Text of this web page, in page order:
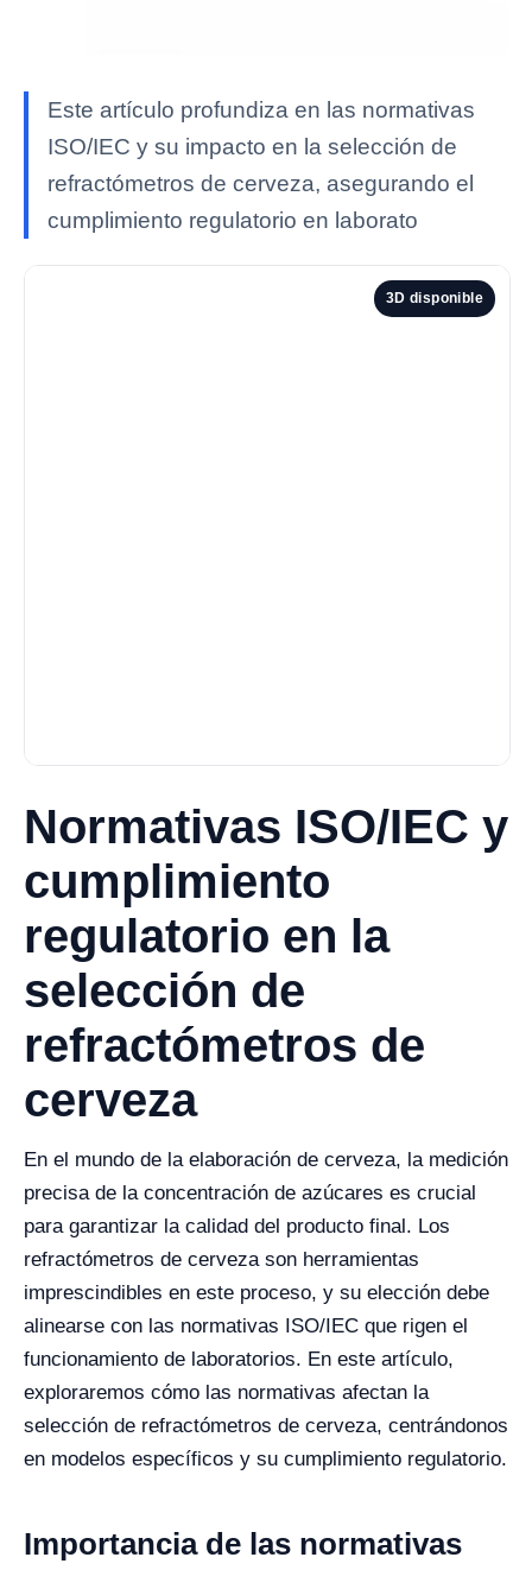
Este artículo profundiza en las normativas
ISO/IEC y su impacto en la selección de
refractómetros de cerveza, asegurando el
cumplimiento regulatorio en laborato
3D disponible
Normativas ISO/IEC y
cumplimiento
regulatorio en la
selección de
refractómetros de
cerveza
En el mundo de la elaboración de cerveza, la medición
precisa de la concentración de azúcares es crucial
para garantizar la calidad del producto final. Los
refractómetros de cerveza son herramientas
imprescindibles en este proceso, y su elección debe
alinearse con las normativas ISO/IEC que rigen el
funcionamiento de laboratorios. En este artículo,
exploraremos cómo las normativas afectan la
selección de refractómetros de cerveza, centrándonos
en modelos específicos y su cumplimiento regulatorio.
Importancia de las normativas